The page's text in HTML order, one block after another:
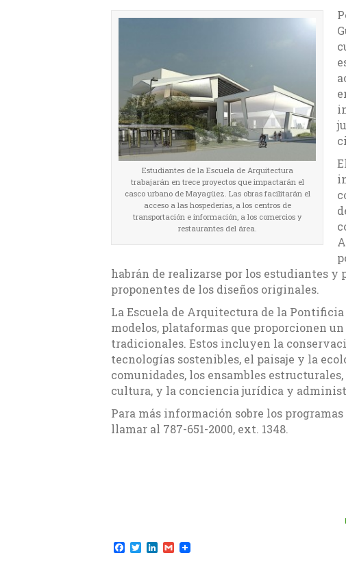
Estudiantes de la Escuela de Arquitectura
trabajarán en trece proyectos que impactarán el
casco urbano de Mayagüez. Las obras facilitarán el
acceso a las hospederías, a los centros de
transportación e información, a los comercios y
restaurantes del área.
habrán de realizarse por los estudiantes y
proponentes de los diseños originales.
La Escuela de Arquitectura de la
modelos, plataformas que proporcionen
tradicionales. Estos incluyen la
tecnologías sostenibles, el paisaje y la
comunidades, los ensambles
cultura, y la conciencia jurídica y
Para más información sobre los
llamar al 787-651-2000, ext. 1348.
F
a
T
w
L G
m